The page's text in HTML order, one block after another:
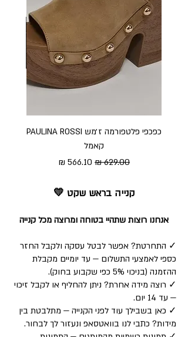
כפכפי פלטפורמה ז׳מש PAULINA ROSSI
קאמל
מחיר רגיל מחיר מבצע
קנייה בראש שקט 💛
אנחנו רוצות שתהיי בטוחה ומרוצה מכל קנייה
✓ התחרטת? אפשר לבטל עסקה ולקבל החזר
כספי לאמצעי התשלום — עד יומיים מקבלת
ההזמנה (בניכוי 5% כפי שקבוע בחוק).
✓ רוצה מידה אחרת? ניתן להחליף או לקבל זיכוי
— עד 14 יום.
✓ כאן בשבילך עוד לפני הקנייה — מתלבטת בין
מידות? כתבי לנו בוואטסאפ ונעזור לך לבחור.